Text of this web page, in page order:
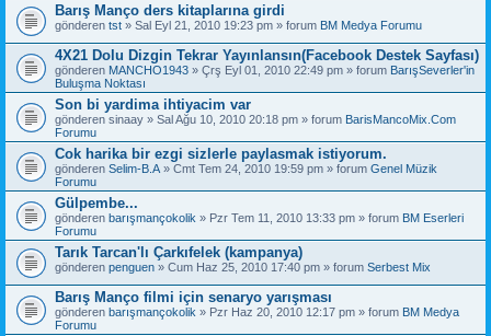
Barış Manço ders kitaplarına girdi
gönderen tst » Sal Eyl 21, 2010 19:23 pm » forum BM Medya Forumu
4X21 Dolu Dizgin Tekrar Yayınlansın(Facebook Destek Sayfası)
gönderen MANCHO1943 » Çrş Eyl 01, 2010 22:49 pm » forum BarışSeverler'in
Buluşma Noktası
Son bi yardima ihtiyacim var
gönderen sinaay » Sal Ağu 10, 2010 20:18 pm » forum BarisMancoMix.Com
Forumu
Cok harika bir ezgi sizlerle paylasmak istiyorum.
gönderen Selim-B.A » Cmt Tem 24, 2010 19:59 pm » forum Genel Müzik
Forumu
Gülpembe...
gönderen barışmançokolik » Pzr Tem 11, 2010 13:33 pm » forum BM Eserleri
Forumu
Tarık Tarcan'lı Çarkıfelek (kampanya)
gönderen penguen » Cum Haz 25, 2010 17:40 pm » forum Serbest Mix
Barış Manço filmi için senaryo yarışması
gönderen barışmançokolik » Pzr Haz 20, 2010 12:17 pm » forum BM Medya
Forumu